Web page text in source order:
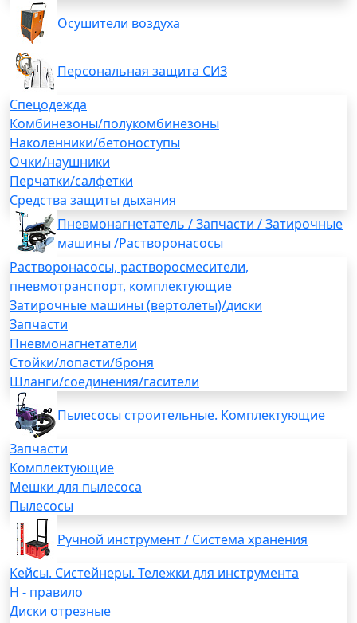
Осушители воздуха
Персональная защита СИЗ
Спецодежда
Комбинезоны/полукомбинезоны
Наколенники/бетоноступы
Очки/наушники
Перчатки/салфетки
Средства защиты дыхания
Пневмонагнетатель / Запчасти / Затирочные
машины /Растворонасосы
Растворонасосы, растворосмесители,
пневмотранспорт, комплектующие
Затирочные машины (вертолеты)/диски
Запчасти
Пневмонагнетатели
Стойки/лопасти/броня
Шланги/соединения/гасители
Пылесосы строительные. Комплектующие
Запчасти
Комплектующие
Мешки для пылесоса
Пылесосы
Ручной инструмент / Система хранения
Кейсы. Систейнеры. Тележки для инструмента
H - правило
Диски отрезные